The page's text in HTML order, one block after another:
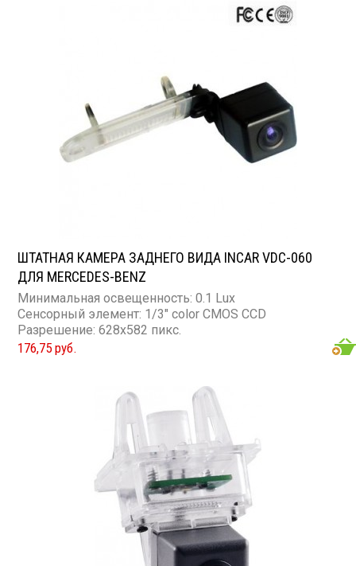
ШТАТНАЯ КАМЕРА ЗАДНЕГО ВИДА INCAR VDC-060
ДЛЯ MERCEDES-BENZ
Минимальная освещенность: 0.1 Lux
Сенсорный элемент: 1/3" color CMOS CCD
Разрешение: 628x582 пикс.
176,75 руб.